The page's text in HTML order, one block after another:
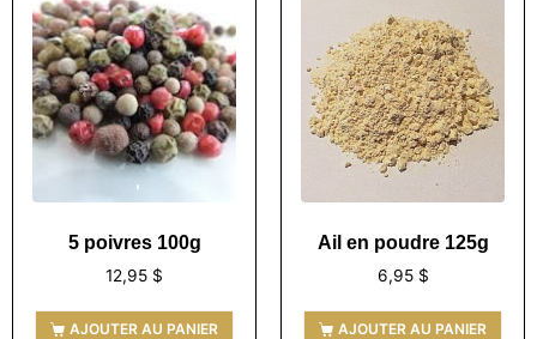
5 poivres 100g
12,95 $
AJOUTER AU PANIER
Ail en poudre 125g
6,95 $
AJOUTER AU PANIER